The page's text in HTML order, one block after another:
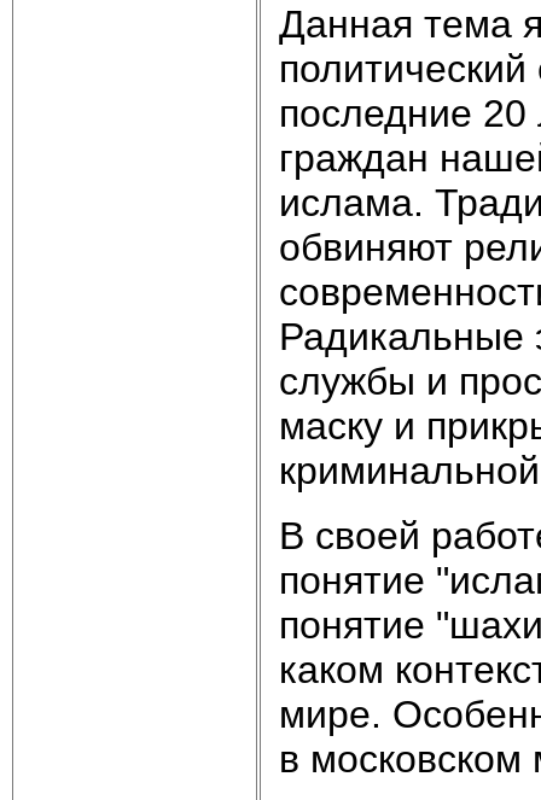
Данная тема
последние 20
граждан
ислама.
обвиняют
Радикальные
службы и
маску и
В своей
понятие
понятие
каком
мире.
в московском